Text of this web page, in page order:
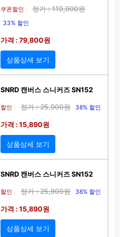
쿠폰할인 정가 : 119,900원
33% 할인
가격 : 79,800원
상품상세 보기
SNRD 캔버스 스니커즈 SN152
할인 정가 : 25,900원 38% 할인
가격 : 15,890원
상품상세 보기
SNRD 캔버스 스니커즈 SN152
할인 정가 : 25,900원 38% 할인
가격 : 15,890원
상품상세 보기